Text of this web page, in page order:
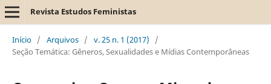
Revista Estudos Feministas
Início / Arquivos / v. 25 n. 1 (2017)
/
Seção Temática: Gêneros, Sexualidades e Mídias Contemporâneas